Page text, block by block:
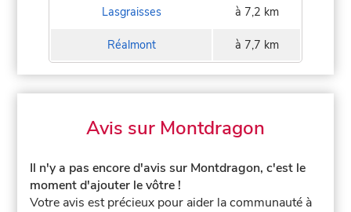
Lasgraisses à 7,2 km
Réalmont à 7,7 km
Avis sur Montdragon
Il n'y a pas encore d'avis sur Montdragon, c'est le
moment d'ajouter le vôtre !
Votre avis est précieux pour aider la communauté à